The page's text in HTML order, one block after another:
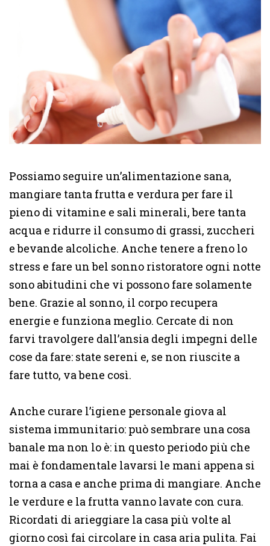
Possiamo seguire un’alimentazione sana,
mangiare tanta frutta e verdura per fare il
pieno di vitamine e sali minerali, bere tanta
acqua e ridurre il consumo di grassi, zuccheri
e bevande alcoliche. Anche tenere a freno lo
stress e fare un bel sonno ristoratore ogni notte
sono abitudini che vi possono fare solamente
bene. Grazie al sonno, il corpo recupera
energie e funziona meglio. Cercate di non
farvi travolgere dall’ansia degli impegni delle
cose da fare: state sereni e, se non riuscite a
fare tutto, va bene così.
Anche curare l’igiene personale giova al
sistema immunitario: può sembrare una cosa
banale ma non lo è: in questo periodo più che
mai è fondamentale lavarsi le mani appena si
torna a casa e anche prima di mangiare. Anche
le verdure e la frutta vanno lavate con cura.
Ricordati di arieggiare la casa più volte al
giorno così fai circolare in casa aria pulita. Fai